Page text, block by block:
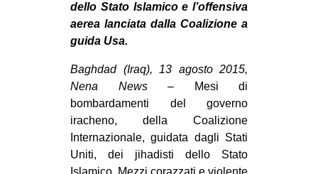
REPRESSIONE
CULTURE
ARTE
CINEMA
MANIFESTI
dello Stato Islamico e l’offensiva
aerea lanciata dalla Coalizione a
guida Usa.
Baghdad (Iraq), 13 agosto 2015,
Nena News– Mesi di
bombardamenti del governo
iracheno, della Coalizione
Internazionale, guidata dagli Stati
Uniti, dei jihadisti dello Stato